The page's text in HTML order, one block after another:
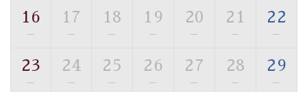
・夕食は地産地消の創作和会席 美湖膳（二十四節気と
いう昔の暦による料理表現）
16
—
17
—
18
—
19
—
20
—
21
—
22
—
23
—
24
—
25
—
26
—
27
—
28
—
29
—